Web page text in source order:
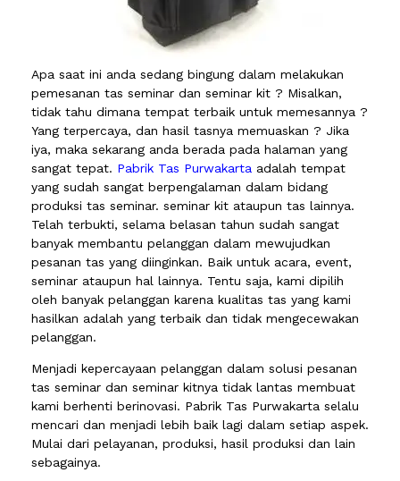
Apa saat ini anda sedang bingung dalam melakukan
pemesanan tas seminar dan seminar kit ? Misalkan,
tidak tahu dimana tempat terbaik untuk memesannya ?
Yang terpercaya, dan hasil tasnya memuaskan ? Jika
iya, maka sekarang anda berada pada halaman yang
sangat tepat. Pabrik Tas Purwakarta adalah tempat
yang sudah sangat berpengalaman dalam bidang
produksi tas seminar. seminar kit ataupun tas lainnya.
Telah terbukti, selama belasan tahun sudah sangat
banyak membantu pelanggan dalam mewujudkan
pesanan tas yang diinginkan. Baik untuk acara, event,
seminar ataupun hal lainnya. Tentu saja, kami dipilih
oleh banyak pelanggan karena kualitas tas yang kami
hasilkan adalah yang terbaik dan tidak mengecewakan
pelanggan.
Menjadi kepercayaan pelanggan dalam solusi pesanan
tas seminar dan seminar kitnya tidak lantas membuat
kami berhenti berinovasi. Pabrik Tas Purwakarta selalu
mencari dan menjadi lebih baik lagi dalam setiap aspek.
Mulai dari pelayanan, produksi, hasil produksi dan lain
sebagainya.